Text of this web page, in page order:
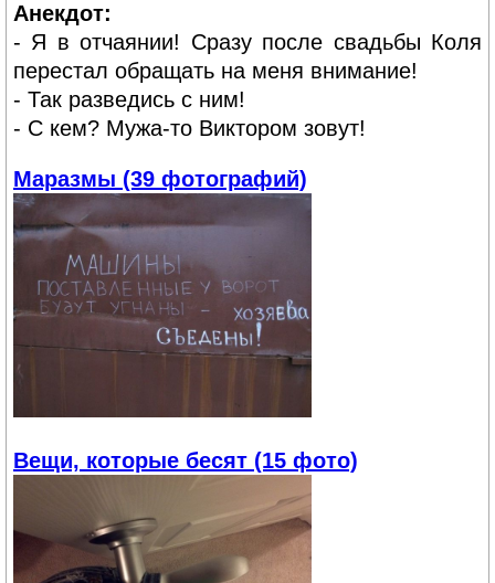
Анекдот:
- Я в отчаянии! Сразу после свадьбы Коля
перестал обращать на меня внимание!
- Так разведись с ним!
- С кем? Мужа-то Виктором зовут!
Маразмы (39 фотографий)
Вещи, которые бесят (15 фото)